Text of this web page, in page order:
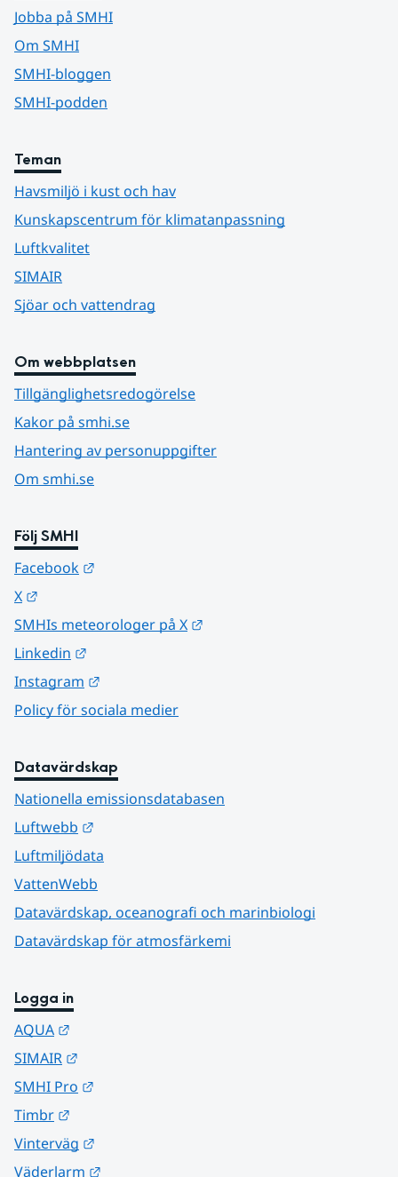
Jobba på SMHI
Om SMHI
SMHI-bloggen
SMHI-podden
Teman
Havsmiljö i kust och hav
Kunskapscentrum för klimatanpassning
Luftkvalitet
SIMAIR
Sjöar och vattendrag
Om webbplatsen
Tillgänglighetsredogörelse
Kakor på smhi.se
Hantering av personuppgifter
Om smhi.se
Följ SMHI
Facebook
X
SMHIs meteorologer på X
Linkedin
Instagram
Policy för sociala medier
Datavärdskap
Nationella emissionsdatabasen
Luftwebb
Luftmiljödata
VattenWebb
Datavärdskap, oceanografi och marinbiologi
Datavärdskap för atmosfärkemi
Logga in
AQUA
SIMAIR
SMHI Pro
Timbr
Vinterväg
Väderlarm